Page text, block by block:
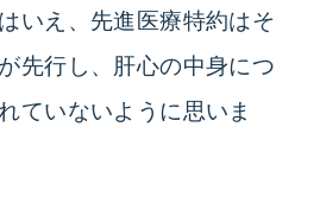
いえ、先進医療特約はそ
先行し、肝心の中身につ
ていないように思いま